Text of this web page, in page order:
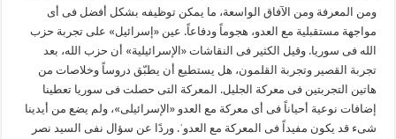
ومن المعرفة ومن الآفاق الواسعة، ما یمکن توظیفه بشکل أفضل فی أی
مواجهة مستقبلیة مع العدو، هجوماً ودفاعاً. عین «إسرائیل» علی تجربة حزب
الله فی سوریا. وقیل الکثیر فی النقاشات «الإسرائیلیة» أن حزب الله، بعد
تجربة القصیر وتجربة القلمون، هل یستطیع أن یطبّق دروساً وخلاصات من
هاتین التجربتین فی معرکة الجلیل. المعرکة التی حصلت فی سوریا تعطینا
إضافات نوعیة أحیاناً فی أی معرکة مع العدو «الإسرائیلی»، ولم یضع من أیدینا
شیء قد یکون مفیداً فی المعرکة مع العدوˈ. وردًا عن سؤال نفی السید نصر